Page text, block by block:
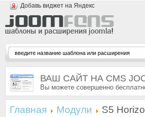
Добавь виджет на Яндекс
ВАШ САЙТ НА CMS
Вы можете совершенно
Главная Модули S5